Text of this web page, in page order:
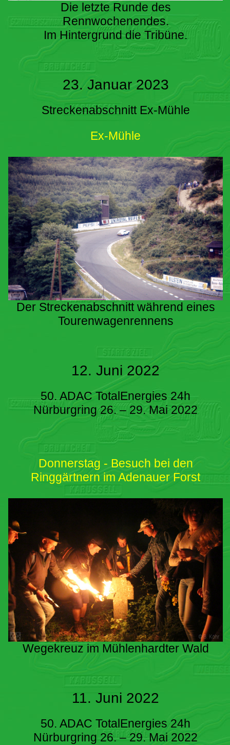
Die letzte Runde des
Rennwochenendes.
Im Hintergrund die Tribüne.
23. Januar 2023
Streckenabschnitt Ex-Mühle
Ex-Mühle
Der Streckenabschnitt während eines
Tourenwagenrennens
12. Juni 2022
50. ADAC TotalEnergies 24h
Nürburgring 26. – 29. Mai 2022
Donnerstag - Besuch bei den
Ringgärtnern im Adenauer Forst
Wegekreuz im Mühlenhardter Wald
11. Juni 2022
50. ADAC TotalEnergies 24h
Nürburgring 26. – 29. Mai 2022